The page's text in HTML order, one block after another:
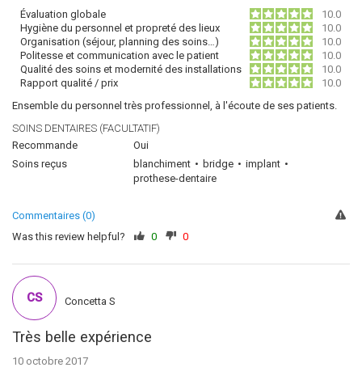
Évaluation globale
10.0
Hygiène du personnel et propreté des lieux
10.0
Organisation (séjour, planning des soins…)
10.0
Politesse et communication avec le patient
10.0
Qualité des soins et modernité des installations
10.0
Rapport qualité / prix
10.0
Ensemble du personnel très professionnel, à l'écoute de ses patients.
SOINS DENTAIRES (FACULTATIF)
Recommande
Oui
Soins reçus
blanchiment bridge
implant
prothese-dentaire
Commentaires (0)
Was this review helpful?
0 0
Très belle expérience
10 octobre 2017
CS Concetta S